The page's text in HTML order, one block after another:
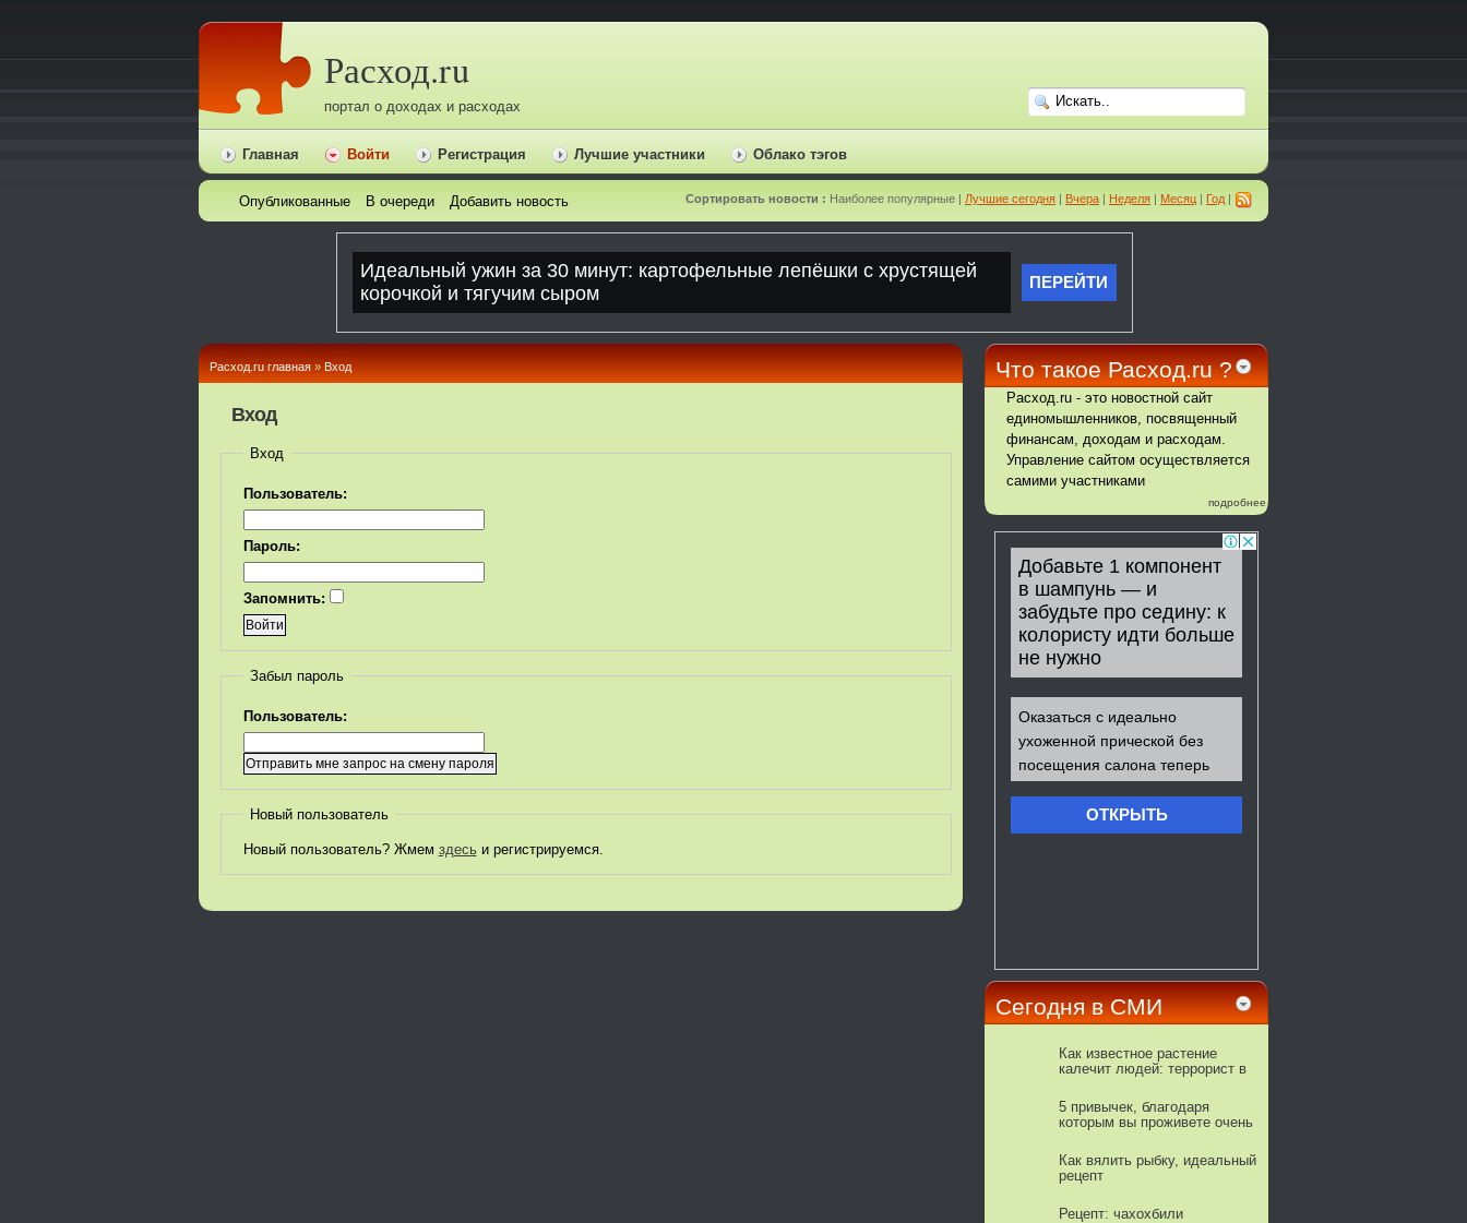
Расход.ru
портал о доходах и расходах
Главная Войти Регистрация Лучшие участники Облако тэгов
Сортировать новости : Наиболее популярные | Лучшие сегодня | Вчера | Неделя | Месяц | Год |
Опубликованные В очереди Добавить новость
Расход.ru главная » Вход
Вход
Вход
Пользователь:
Пароль:
Запомнить:
Забыл пароль
Пользователь:
Новый пользователь
Новый пользователь? Жмем здесьи регистрируемся.
Что такое Расход.ru ?
Расход.ru - это новостной сайт
единомышленников, посвященный
финансам, доходам и расходам.
Управление сайтом осуществляется
самими участниками
подробнее
Сегодня в СМИ
Как известное растение
калечит людей: террорист в
5 привычек, благодаря
которым вы проживете очень
Как вялить рыбку, идеальный
рецепт
Рецепт: чахохбили